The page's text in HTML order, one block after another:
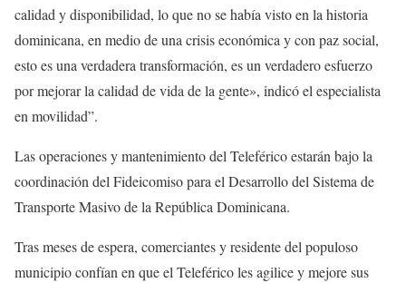
calidad y disponibilidad, lo que no se había visto en la historia
dominicana, en medio de una crisis económica y con paz social,
esto es una verdadera transformación, es un verdadero esfuerzo
por mejorar la calidad de vida de la gente», indicó el especialista
en movilidad”.
Las operaciones y mantenimiento del Teleférico estarán bajo la
coordinación del Fideicomiso para el Desarrollo del Sistema de
Transporte Masivo de la República Dominicana.
Tras meses de espera, comerciantes y residente del populoso
municipio confían en que el Teleférico les agilice y mejore sus